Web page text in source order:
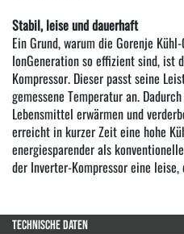
Stabil, leise und dauerhaft
Ein Grund, warum die Gorenje
IonGeneration so effizient sind, ist
Kompressor. Dieser passt seine
gemessene Temperatur an.
Lebensmittel erwärmen und
erreicht in kurzer Zeit eine hohe
energiesparender als
der Inverter-Kompressor eine
TECHNISCHE DATEN